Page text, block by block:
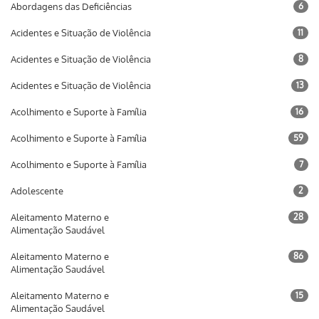
Abordagens das Deficiências 6
Acidentes e Situação de Violência 11
Acidentes e Situação de Violência 8
Acidentes e Situação de Violência 13
Acolhimento e Suporte à Família 16
Acolhimento e Suporte à Família 59
Acolhimento e Suporte à Família 7
Adolescente 2
Aleitamento Materno e
Alimentação Saudável
28
Aleitamento Materno e
Alimentação Saudável
86
Aleitamento Materno e
Alimentação Saudável
15